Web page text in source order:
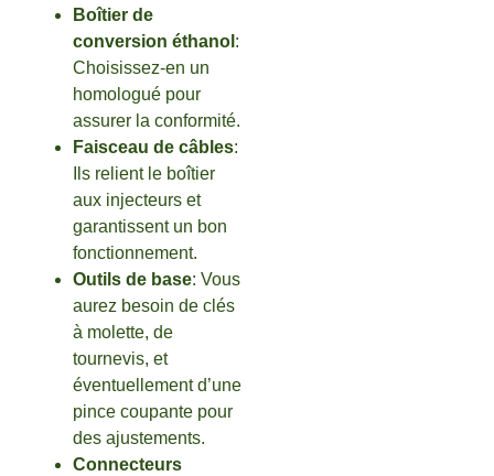
Boîtier de
conversion éthanol :
Choisissez-en un
homologué pour
assurer la conformité.
Faisceau de câbles:
Ils relient le boîtier
aux injecteurs et
garantissent un bon
fonctionnement.
Outils de base: Vous
aurez besoin de clés
à molette, de
tournevis, et
éventuellement d’une
pince coupante pour
des ajustements.
Connecteurs